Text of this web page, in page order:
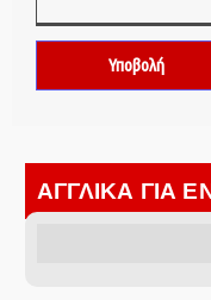
ΑΓΓΛΙΚΑ ΓΙΑ